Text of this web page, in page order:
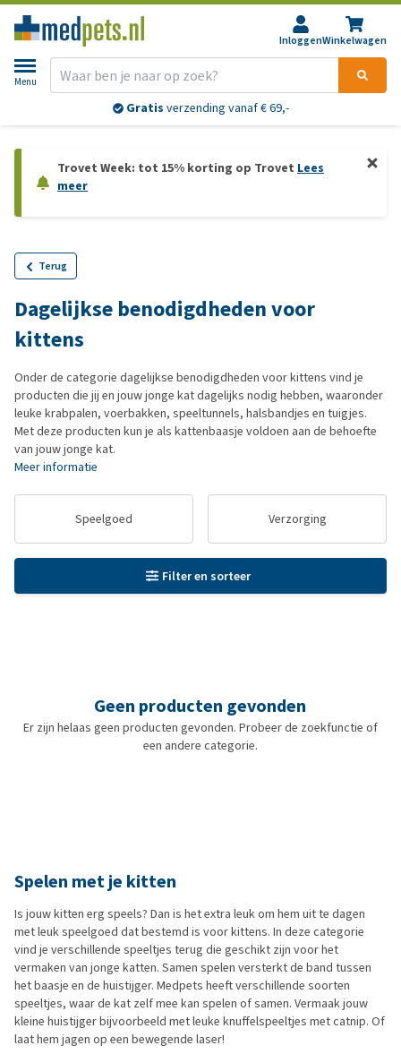
InloggenWinkelwagen
Menu
Gratis verzending vanaf € 69,-
Trovet Week: tot 15% korting op Trovet Lees
meer
Terug
Dagelijkse benodigdheden voor
kittens
Onder de categorie dagelijkse benodigdheden voor kittens vind je
producten die jij en jouw jonge kat dagelijks nodig hebben, waaronder
leuke krabpalen, voerbakken, speeltunnels, halsbandjes en tuigjes.
Met deze producten kun je als kattenbaasje voldoen aan de behoefte
van jouw jonge kat.
Meer informatie
Speelgoed Verzorging
Filter en sorteer
Geen producten gevonden
Er zijn helaas geen producten gevonden. Probeer de zoekfunctie of
een andere categorie.
Spelen met je kitten
Is jouw kitten erg speels? Dan is het extra leuk om hem uit te dagen
met leuk speelgoed dat bestemd is voor kittens. In deze categorie
vind je verschillende speeltjes terug die geschikt zijn voor het
vermaken van jonge katten. Samen spelen versterkt de band tussen
het baasje en de huistijger. Medpets heeft verschillende soorten
speeltjes, waar de kat zelf mee kan spelen of samen. Vermaak jouw
kleine huistijger bijvoorbeeld met leuke knuffelspeeltjes met catnip. Of
laat hem jagen op een bewegende laser!